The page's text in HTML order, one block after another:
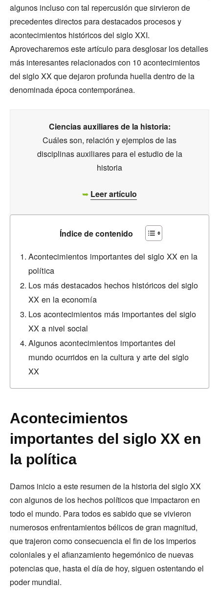
algunos incluso con tal repercusión que sirvieron de
precedentes directos para destacados procesos y
acontecimientos históricos del siglo XXI.
Aprovecharemos este artículo para desglosar los detalles
más interesantes relacionados con 10 acontecimientos
del siglo XX que dejaron profunda huella dentro de la
denominada época contemporánea.
Ciencias auxiliares de la historia:
Cuáles son, relación y ejemplos de las
disciplinas auxiliares para el estudio de la
historia
➥ Leer artículo
Índice de contenido
Acontecimientos importantes del siglo XX en la
política
Los más destacados hechos históricos del siglo
XX en la economía
Los acontecimientos más importantes del siglo
XX a nivel social
Algunos acontecimientos importantes del
mundo ocurridos en la cultura y arte del siglo
XX
Acontecimientos
importantes del siglo XX en
la política
Damos inicio a este resumen de la historia del siglo XX
con algunos de los hechos políticos que impactaron en
todo el mundo. Para todos es sabido que se vivieron
numerosos enfrentamientos bélicos de gran magnitud,
que trajeron como consecuencia el fin de los imperios
coloniales y el afianzamiento hegemónico de nuevas
potencias que, hasta el día de hoy, siguen ostentando el
poder mundial.